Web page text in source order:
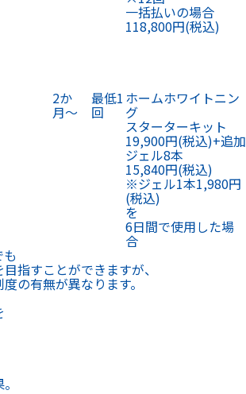
一括払いの場合
118,800円(税込)
2か
月〜
最低1
回
ホームホワイトニン
グ
スターターキット
19,900円(税込)+追加
ジェル8本
15,840円(税込)
※ジェル1本1,980円
(税込)
を
6日間で使用した場
合
指すことができますが、
の有無が異なります。